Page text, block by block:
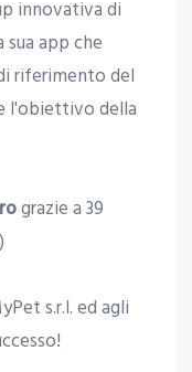
innovativa di
app che
riferimento del
l'obiettivo della
grazie a 39
s.r.l. ed agli